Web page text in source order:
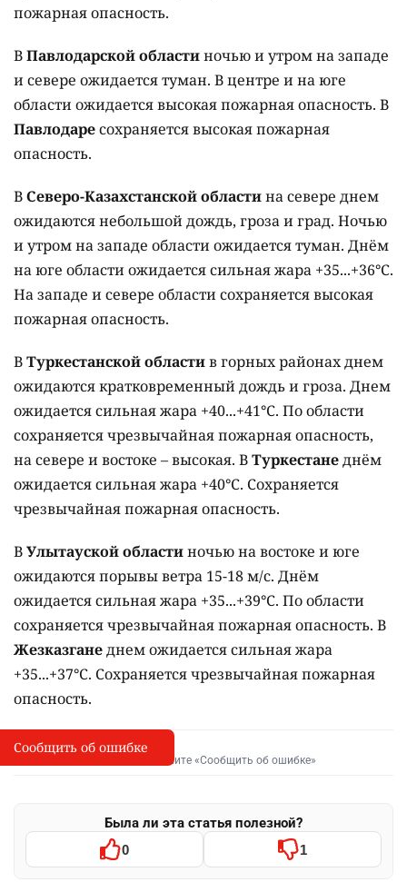
пожарная опасность.
ВПавлодарской областиночью и утром на западе
и севере ожидается туман. В центре и на юге
области ожидается высокая пожарная опасность. В
Павлодаресохраняется высокая пожарная
опасность.
ВСеверо-Казахстанской областина севере днем
ожидаются небольшой дождь, гроза и град. Ночью
и утром на западе области ожидается туман. Днём
на юге области ожидается сильная жара +35...+36°C.
На западе и севере области сохраняется высокая
пожарная опасность.
ВТуркестанской областив горных районах днем
ожидаются кратковременный дождь и гроза. Днем
ожидается сильная жара +40...+41°C. По области
сохраняется чрезвычайная пожарная опасность,
на севере и востоке – высокая. ВТуркестанеднём
ожидается сильная жара +40°C. Сохраняется
чрезвычайная пожарная опасность.
ВУлытауской областиночью на востоке и юге
ожидаются порывы ветра 15-18 м/с. Днём
ожидается сильная жара +35...+39°C. По области
сохраняется чрезвычайная пожарная опасность. В
Жезказганеднем ожидается сильная жара
+35...+37°C. Сохраняется чрезвычайная пожарная
опасность.
I
Сообщить об опечатке
Выделите фрагмент и нажмите «Сообщить об ошибке»
Была ли эта статья полезной?
0 1
Сообщить об ошибке